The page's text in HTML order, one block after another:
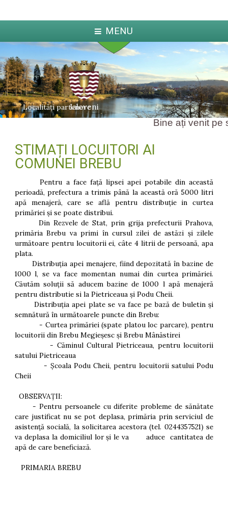
MENU
Localități partenere
Ialoveni
Bine ați venit pe
STIMAȚI LOCUITORI AI
COMUNEI BREBU
Pentru a face față lipsei apei potabile din această
perioadă, prefectura a trimis până la această oră 5000 litri
apă menajeră, care se află pentru distribuție in curtea
primăriei și se poate distribui.
Din Rezvele de Stat, prin grija prefecturii Prahova,
primăria Brebu va primi în cursul zilei de astăzi și zilele
următoare pentru locuitorii ei, câte 4 litrii de persoană, apa
plata.
Distribuția apei menajere, fiind depozitată în bazine de
1000 l, se va face momentan numai din curtea primăriei.
Căutăm soluții să aducem bazine de 1000 l apă menajeră
pentru distributie si la Pietriceaua și Podu Cheii.
Distribuția apei plate se va face pe bază de buletin și
semnătură în următoarele puncte din Brebu:
- Curtea primăriei (spate platou loc parcare), pentru
locuitorii din Brebu Megieșesc și Brebu Mânăstirei
- Căminul Cultural Pietriceaua, pentru locuitorii
satului Pietriceaua
- Școala Podu Cheii, pentru locuitorii satului Podu
Cheii
OBSERVAȚII:
- Pentru persoanele cu diferite probleme de sănătate
care justificat nu se pot deplasa, primăria prin serviciul de
asistență socială, la solicitarea acestora (tel. 0244357521) se
va deplasa la domiciliul lor și le va aduce cantitatea de
apă de care beneficiază.
PRIMARIA BREBU